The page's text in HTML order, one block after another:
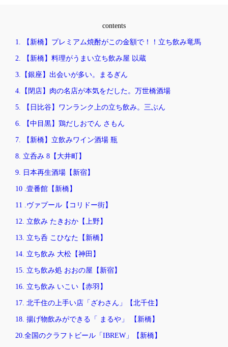
contents
1. 【新橋】プレミアム焼酎がこの金額で！！立ち飲み竜馬
2. 【新橋】料理がうまい立ち飲み屋 以蔵
3.【銀座】出会いが多い。まるぎん
4.【閉店】肉の名店が本気をだした。万世橋酒場
5. 【日比谷】ワンランク上の立ち飲み。三ぶん
6. 【中目黒】鶏だしおでん さもん
7. 【新橋】立飲みワイン酒場 瓶
8. 立呑み 8【大井町】
9. 日本再生酒場【新宿】
10 .壹番館【新橋】
11 .ヴァプール【コリドー街】
12. 立飲み たきおか【上野】
13. 立ち呑 こひなた【新橋】
14. 立ち飲み 大松【神田】
15. 立ち飲み処 おおの屋【新宿】
16. 立ち飲み いこい【赤羽】
17. 北千住の上手い店「ざわさん」【北千住】
18. 揚げ物飲みができる「 まるや」 【新橋】
20.全国のクラフトビール「IBREW」【新橋】